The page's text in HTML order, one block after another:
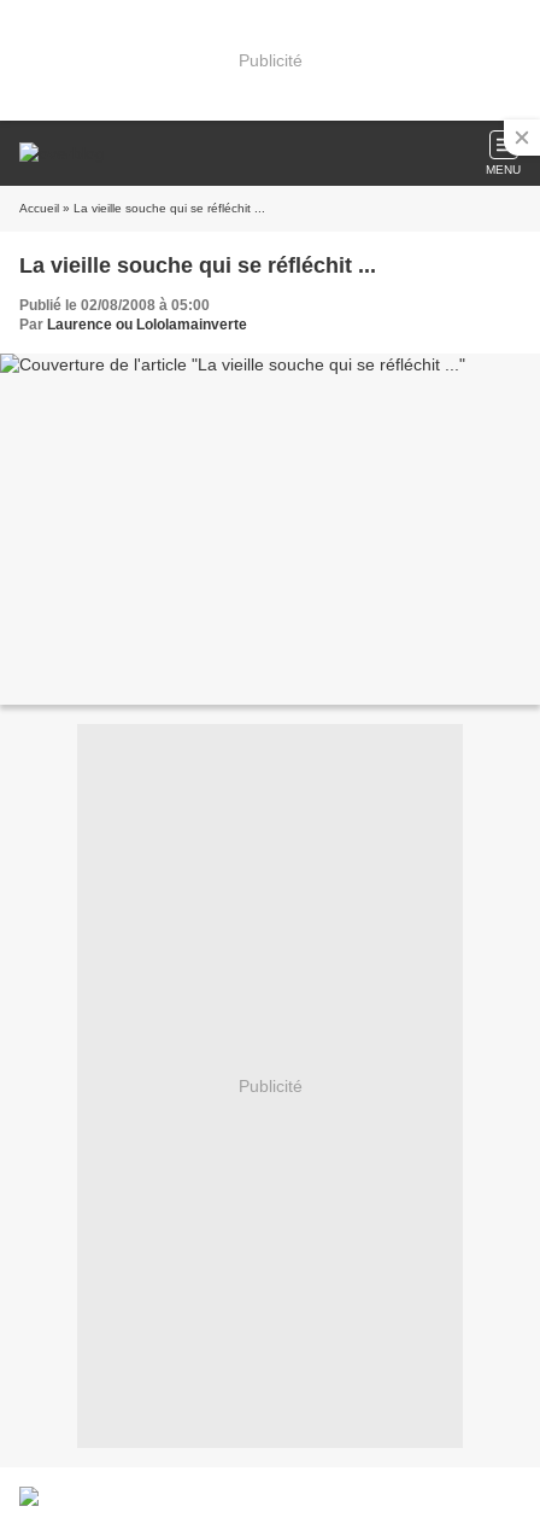
Publicité
MENU
Accueil » La vieille souche qui se réfléchit ...
La vieille souche qui se réfléchit ...
Publié le 02/08/2008 à 05:00
Par Laurence ou Lololamainverte
Publicité